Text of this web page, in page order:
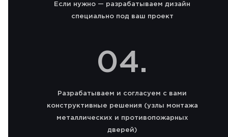
Если нужно — разрабатываем дизайн
специально под ваш проект
Разрабатываем и согласуем с вами
конструктивные решения (узлы монтажа
металлических и противопожарных
дверей)
04.